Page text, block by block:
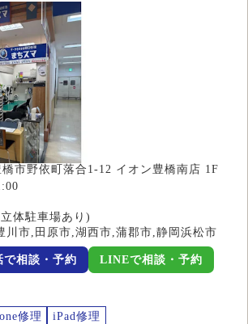
市野依町落合1-12 イオン豊橋南店 1F
体駐車場あり)
川市,田原市,湖西市,蒲郡市,静岡浜松市
で相談・予約 LINEで相談・予約
修理
iPad修理